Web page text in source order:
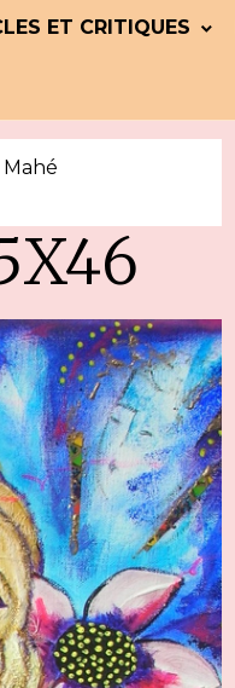
ET CRITIQUES
Mahé